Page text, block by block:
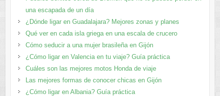
una escapada de un día
¿Dónde ligar en Guadalajara? Mejores zonas y planes​
Qué ver en cada isla griega en una escala de crucero
Cómo seducir a una mujer brasileña en Gijón
¿Cómo ligar en Valencia en tu viaje? Guía práctica
Cuáles son las mejores motos Honda de viaje
Las mejores formas de conocer chicas en Gijón
¿Cómo ligar en Albania? Guía práctica